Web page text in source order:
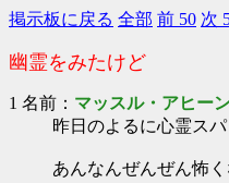
掲示板に戻る 全部 前 50 次
幽霊をみたけど
1 名前： マッスル・アヒー
昨日のよるに心霊ス
あんなんぜんぜん怖